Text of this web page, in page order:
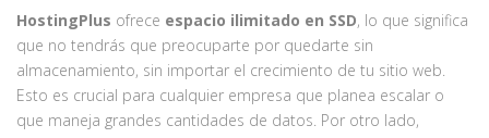
HostingPlus ofrece espacio ilimitado en SSD, lo que significa
que no tendrás que preocuparte por quedarte sin
almacenamiento, sin importar el crecimiento de tu sitio web.
Esto es crucial para cualquier empresa que planea escalar o
que maneja grandes cantidades de datos. Por otro lado,